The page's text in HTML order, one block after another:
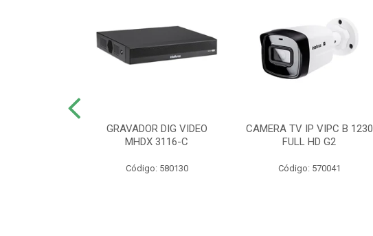
GRAVADOR DIG VIDEO
MHDX 3116-C
Código: 580130
CAMERA TV IP VIPC B 1230
FULL HD G2
Código: 570041